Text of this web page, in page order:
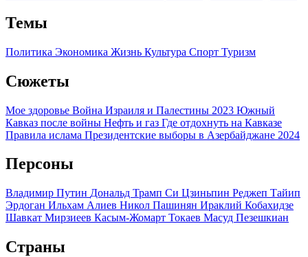
Темы
Политика Экономика Жизнь Культура Спорт Туризм
Сюжеты
Мое здоровье Война Израиля и Палестины 2023 Южный
Кавказ после войны Нефть и газ Где отдохнуть на Кавказе
Правила ислама Президентские выборы в Азербайджане 2024
Персоны
Владимир Путин Дональд Трамп Си Цзиньпин Реджеп Тайип
Эрдоган Ильхам Алиев Никол Пашинян Ираклий Кобахидзе
Шавкат Мирзиеев Касым-Жомарт Токаев Масуд Пезешкиан
Страны